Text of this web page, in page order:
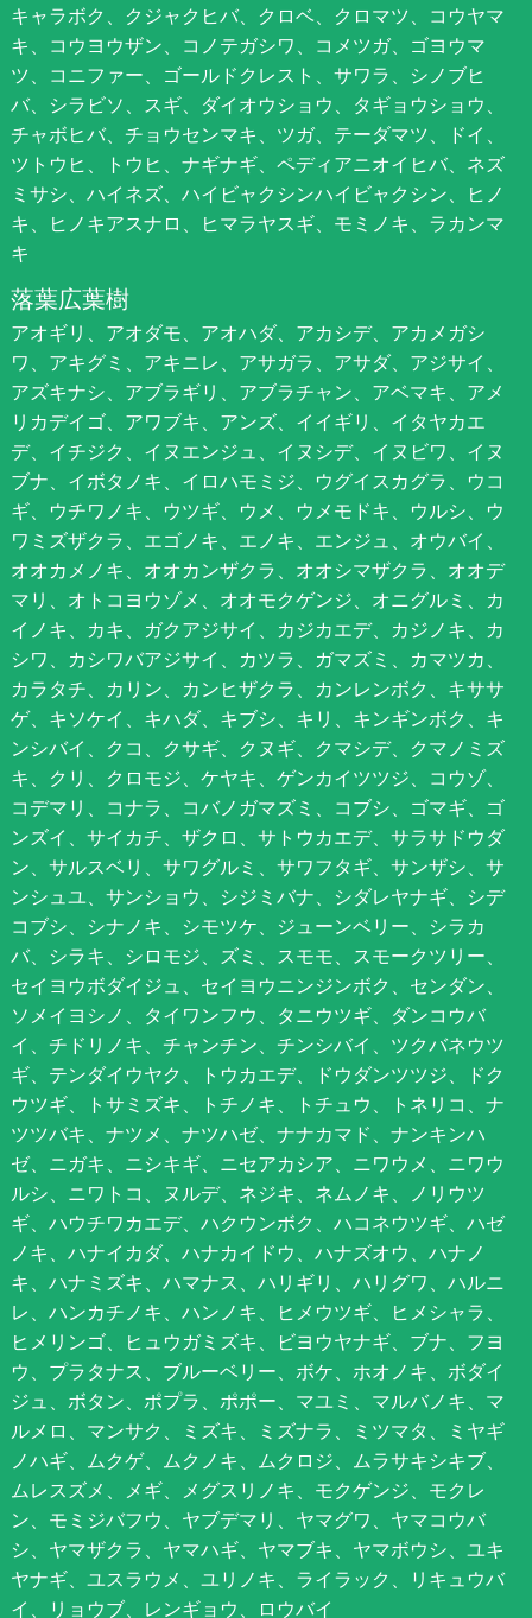
キャラボク、クジャクヒバ、クロベ、クロマツ、コウヤマ
キ、コウヨウザン、コノテガシワ、コメツガ、ゴヨウマ
ツ、コニファー、ゴールドクレスト、サワラ、シノブヒ
バ、シラビソ、スギ、ダイオウショウ、タギョウショウ、
チャボヒバ、チョウセンマキ、ツガ、テーダマツ、ドイ、
ツトウヒ、トウヒ、ナギナギ、ペディアニオイヒバ、ネズ
ミサシ、ハイネズ、ハイビャクシンハイビャクシン、ヒノ
キ、ヒノキアスナロ、ヒマラヤスギ、モミノキ、ラカンマ
キ
落葉広葉樹
アオギリ、アオダモ、アオハダ、アカシデ、アカメガシ
ワ、アキグミ、アキニレ、アサガラ、アサダ、アジサイ、
アズキナシ、アブラギリ、アブラチャン、アベマキ、アメ
リカデイゴ、アワブキ、アンズ、イイギリ、イタヤカエ
デ、イチジク、イヌエンジュ、イヌシデ、イヌビワ、イヌ
ブナ、イボタノキ、イロハモミジ、ウグイスカグラ、ウコ
ギ、ウチワノキ、ウツギ、ウメ、ウメモドキ、ウルシ、ウ
ワミズザクラ、エゴノキ、エノキ、エンジュ、オウバイ、
オオカメノキ、オオカンザクラ、オオシマザクラ、オオデ
マリ、オトコヨウゾメ、オオモクゲンジ、オニグルミ、カ
イノキ、カキ、ガクアジサイ、カジカエデ、カジノキ、カ
シワ、カシワバアジサイ、カツラ、ガマズミ、カマツカ、
カラタチ、カリン、カンヒザクラ、カンレンボク、キササ
ゲ、キソケイ、キハダ、キブシ、キリ、キンギンボク、キ
ンシバイ、クコ、クサギ、クヌギ、クマシデ、クマノミズ
キ、クリ、クロモジ、ケヤキ、ゲンカイツツジ、コウゾ、
コデマリ、コナラ、コバノガマズミ、コブシ、ゴマギ、ゴ
ンズイ、サイカチ、ザクロ、サトウカエデ、サラサドウダ
ン、サルスベリ、サワグルミ、サワフタギ、サンザシ、サ
ンシュユ、サンショウ、シジミバナ、シダレヤナギ、シデ
コブシ、シナノキ、シモツケ、ジューンベリー、シラカ
バ、シラキ、シロモジ、ズミ、スモモ、スモークツリー、
セイヨウボダイジュ、セイヨウニンジンボク、センダン、
ソメイヨシノ、タイワンフウ、タニウツギ、ダンコウバ
イ、チドリノキ、チャンチン、チンシバイ、ツクバネウツ
ギ、テンダイウヤク、トウカエデ、ドウダンツツジ、ドク
ウツギ、トサミズキ、トチノキ、トチュウ、トネリコ、ナ
ツツバキ、ナツメ、ナツハゼ、ナナカマド、ナンキンハ
ゼ、ニガキ、ニシキギ、ニセアカシア、ニワウメ、ニワウ
ルシ、ニワトコ、ヌルデ、ネジキ、ネムノキ、ノリウツ
ギ、ハウチワカエデ、ハクウンボク、ハコネウツギ、ハゼ
ノキ、ハナイカダ、ハナカイドウ、ハナズオウ、ハナノ
キ、ハナミズキ、ハマナス、ハリギリ、ハリグワ、ハルニ
レ、ハンカチノキ、ハンノキ、ヒメウツギ、ヒメシャラ、
ヒメリンゴ、ヒュウガミズキ、ビヨウヤナギ、ブナ、フヨ
ウ、プラタナス、ブルーベリー、ボケ、ホオノキ、ボダイ
ジュ、ボタン、ポプラ、ポポー、マユミ、マルバノキ、マ
ルメロ、マンサク、ミズキ、ミズナラ、ミツマタ、ミヤギ
ノハギ、ムクゲ、ムクノキ、ムクロジ、ムラサキシキブ、
ムレスズメ、メギ、メグスリノキ、モクゲンジ、モクレ
ン、モミジバフウ、ヤブデマリ、ヤマグワ、ヤマコウバ
シ、ヤマザクラ、ヤマハギ、ヤマブキ、ヤマボウシ、ユキ
ヤナギ、ユスラウメ、ユリノキ、ライラック、リキュウバ
イ、リョウブ、レンギョウ、ロウバイ